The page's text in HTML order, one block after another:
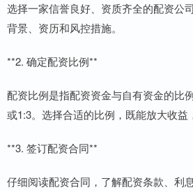
选择一家信誉良好、资质齐全的配资公
背景、资历和风控措施。
**2. 确定配资比例**
配资比例是指配资资金与自有资金的比
或1:3。选择合适的比例，既能放大收益
**3. 签订配资合同**
仔细阅读配资合同，了解配资条款、利